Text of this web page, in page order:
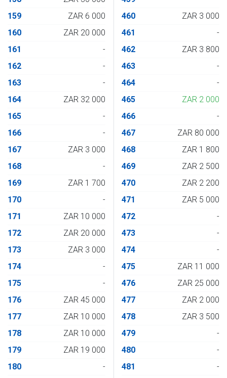
159
ZAR 6 000
160
ZAR 20 000
161
-
162
-
163
-
164
ZAR 32 000
165
-
166
-
167
ZAR 3 000
168
-
169
ZAR 1 700
170
-
171
ZAR 10 000
172
ZAR 20 000
173
ZAR 3 000
174
-
175
-
176
ZAR 45 000
177
ZAR 10 000
178
ZAR 10 000
179
ZAR 19 000
180
-
460
ZAR 3 000
461
-
462
ZAR 3 800
463
-
464
-
465
ZAR 2 000
466
-
467
ZAR 80 000
468
ZAR 1 800
469
ZAR 2 500
470
ZAR 2 200
471
ZAR 5 000
472
-
473
-
474
-
475
ZAR 11 000
476
ZAR 25 000
477
ZAR 2 000
478
ZAR 3 500
479
-
480
-
481
-